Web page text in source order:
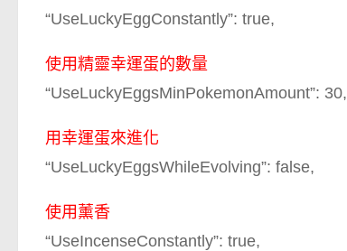
“UseLuckyEggConstantly”: true,
使用精靈幸運蛋的數量
“UseLuckyEggsMinPokemonAmount”: 30,
用幸運蛋來進化
“UseLuckyEggsWhileEvolving”: false,
使用薰香
“UseIncenseConstantly”: true,